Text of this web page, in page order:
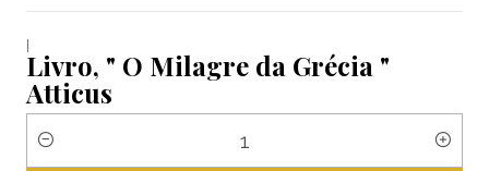
|
Livro, " O Milagre da Grécia "
Atticus
Quantidade